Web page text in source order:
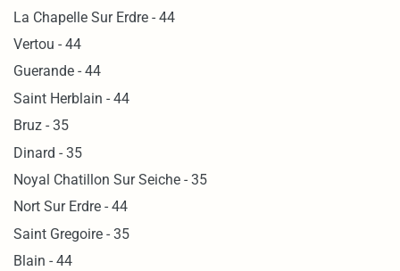
La Chapelle Sur Erdre - 44
Vertou - 44
Guerande - 44
Saint Herblain - 44
Bruz - 35
Dinard - 35
Noyal Chatillon Sur Seiche - 35
Nort Sur Erdre - 44
Saint Gregoire - 35
Blain - 44